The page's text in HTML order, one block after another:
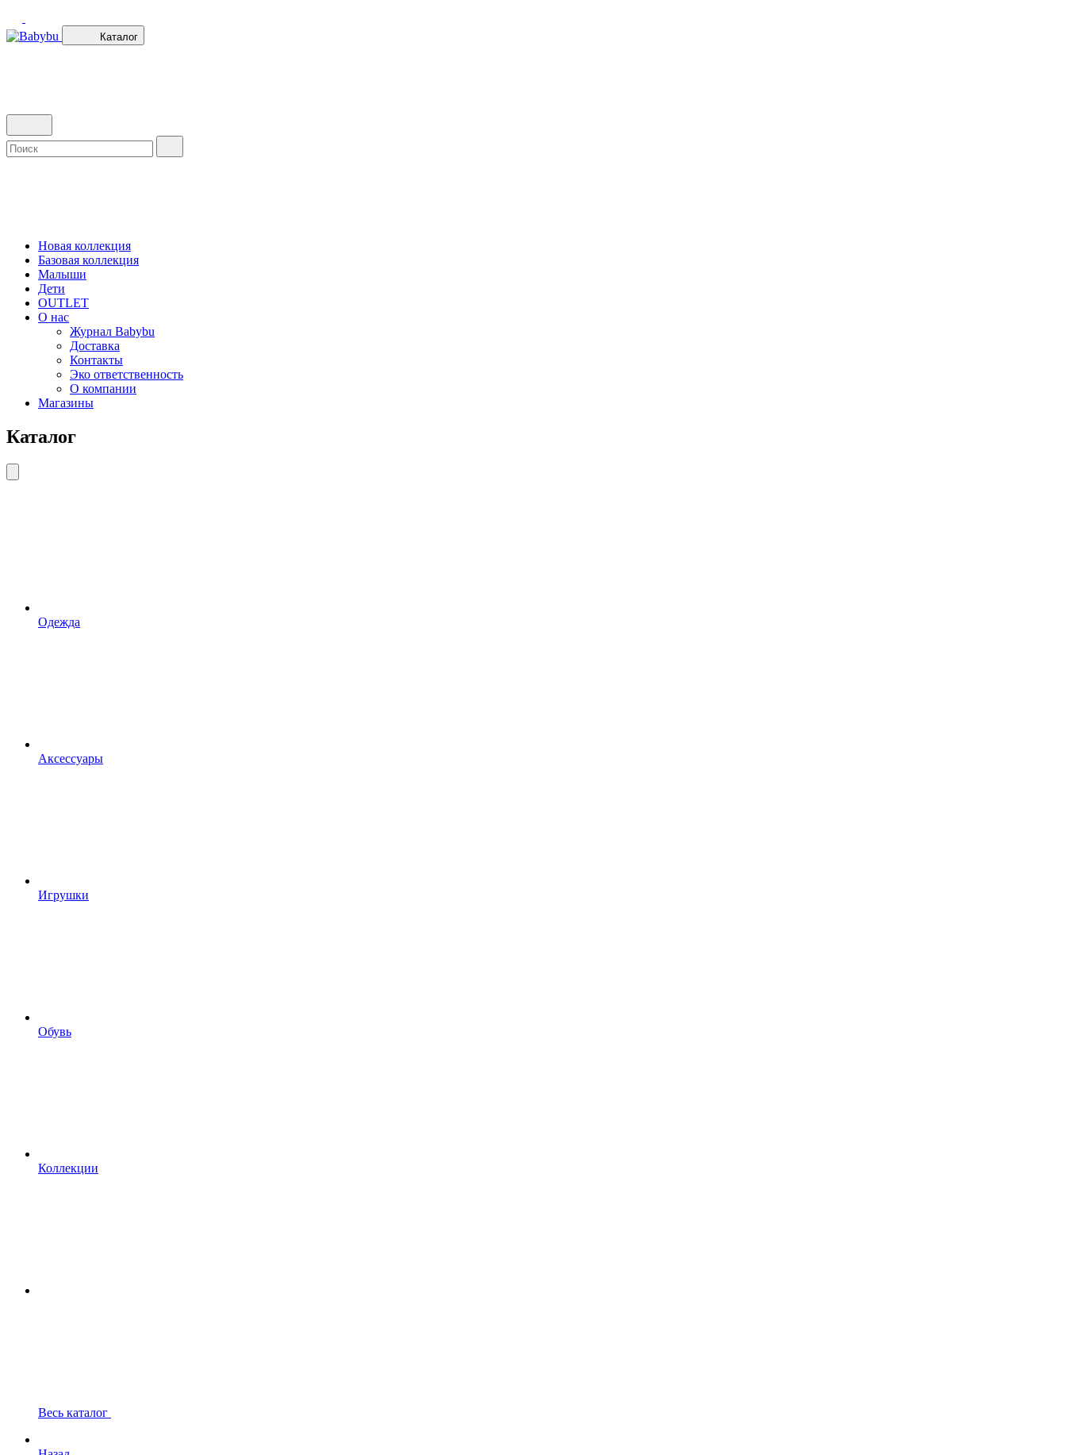
Каталог
Новая коллекция
Базовая коллекция
Малыши
Дети
OUTLET
О нас
Журнал Babybu
Доставка
Контакты
Эко ответственность
О компании
Магазины
Каталог
Одежда
Аксессуары
Игрушки
Обувь
Коллекции
Весь каталог